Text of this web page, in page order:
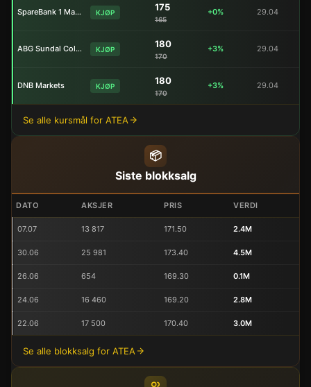
SpareBank 1 Markets KJØP 175
165
+0% 29.04
ABG Sundal Collier KJØP 180
170
+3% 29.04
DNB Markets KJØP 180
170
+3% 29.04
Se alle kursmål for ATEA
📦
Siste blokksalg
DATO AKSJER PRIS VERDI
07.07 13 817 171.50 2.4M
30.06 25 981 173.40 4.5M
26.06 654 169.30 0.1M
24.06 16 460 169.20 2.8M
22.06 17 500 170.40 3.0M
Se alle blokksalg for ATEA